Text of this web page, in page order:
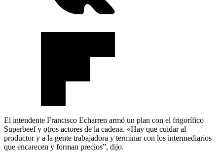
El intendente Francisco Echarren armó un plan con el frigorífico
Superbeef y otros actores de la cadena. «Hay que cuidar al
productor y a la gente trabajadora y terminar con los intermediarios
que encarecen y forman precios”, dijo.